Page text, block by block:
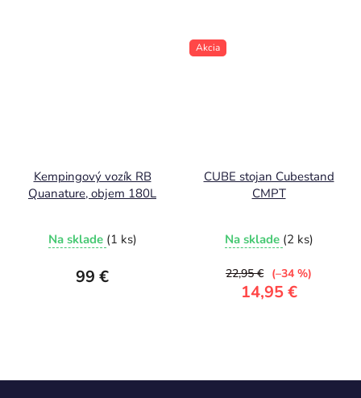
Kempingový vozík RB
Quanature, objem 180L
Na sklade (1 ks)
99 €
Akcia
CUBE stojan Cubestand
CMPT
Na sklade (2 ks)
14,95 €
22,95 € (–34 %)